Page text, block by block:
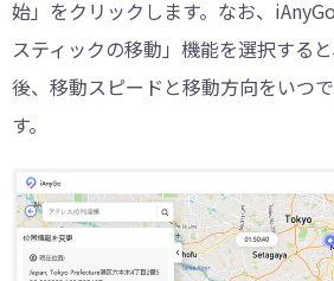
始」をクリックします。なお、
スティックの移動」機能を選択する
後、移動スピードと移動方向をいつ
す。